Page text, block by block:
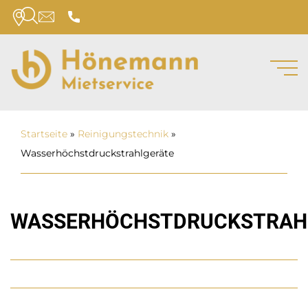
Startseite » Reinigungs­technik »
Wasserhöchstdruckstrahlgeräte